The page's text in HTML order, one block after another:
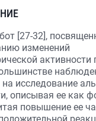
[27-32],
изменений
активности
на исследование
описывая ее как
повышение ее